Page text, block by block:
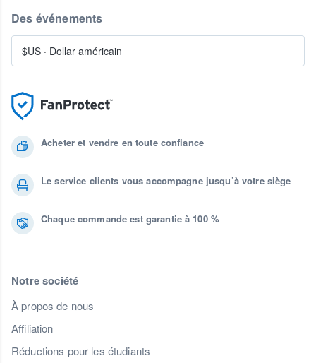
Acheter et vendre en toute confiance
Le service clients vous accompagne jusqu’à votre siège
Chaque commande est garantie à 100 %
Notre société
À propos de nous
Affiliation
Réductions pour les étudiants
Des événements
$US · Dollar américain